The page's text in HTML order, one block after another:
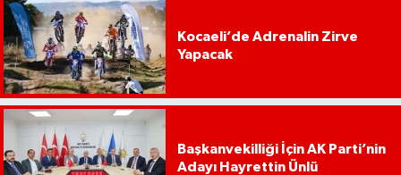
Kocaeli’de Adrenalin Zirve
Yapacak
Başkanvekilliği İçin AK Parti’nin
Adayı Hayrettin Ünlü